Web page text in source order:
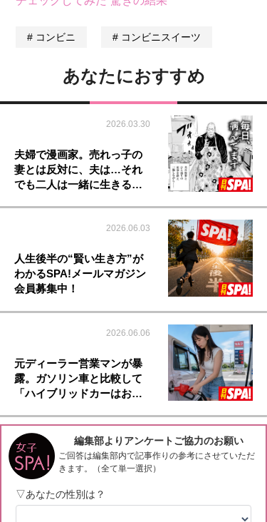
コンビニ コンビニスイーツ
あなたにおすすめ
2026.03.30
夫婦で漫画家。売れっ子の
妻とは反対に、夫は…それ
でも二人は一緒に生きる…
2026.06.03
人生後半の“賢い生き方”が
わかるSPA!メールマガジン
会員募集中！
2026.06.06
元ディーラー営業マンが暴
露。ガソリン車と比較して
「ハイブリッドカーはお…